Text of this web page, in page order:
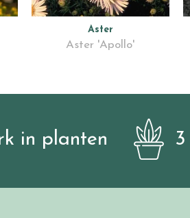
Aster
Aster 'Apollo'
in planten